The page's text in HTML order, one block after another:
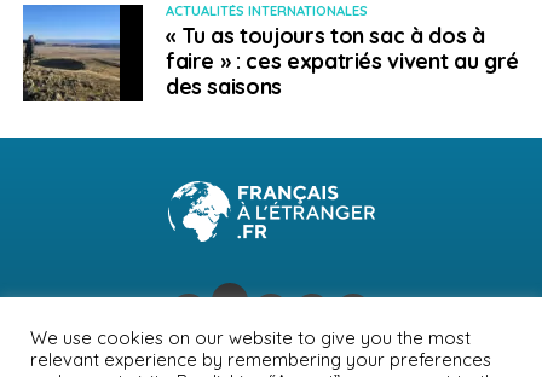
ACTUALITÉS INTERNATIONALES
« Tu as toujours ton sac à dos à
faire » : ces expatriés vivent au gré
des saisons
We use cookies on our website to give you the most
relevant experience by remembering your preferences